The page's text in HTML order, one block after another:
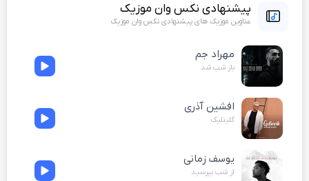
پیشنهادی نکس وان موزیک
عناوین موزیک های پیشنهادی نکس وان موزیک
مهراد جم
باز شب شد
افشین آذری
گلینلیک
یوسف زمانی
از شب بپرسید